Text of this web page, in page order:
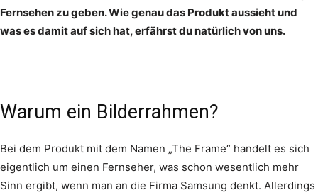
Fernsehen zu geben. Wie genau das Produkt aussieht und
was es damit auf sich hat, erfährst du natürlich von uns.
Warum ein Bilderrahmen?
Bei dem Produkt mit dem Namen „The Frame“ handelt es sich
eigentlich um einen Fernseher, was schon wesentlich mehr
Sinn ergibt, wenn man an die Firma Samsung denkt. Allerdings